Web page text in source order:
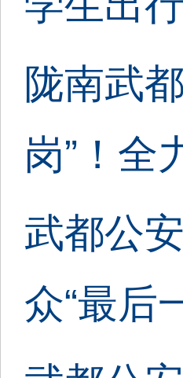
陇南武
岗”！全
武都公
众“最后